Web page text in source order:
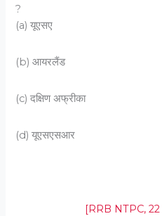
?
(a) यूएसए
(b) आयरलैंड
(c) दक्षिण अफ्रीका
(d) यूएसएसआर
[RRB NTPC,